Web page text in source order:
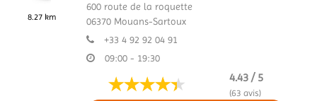
8.27 km
600 route de la roquette
06370 Mouans-Sartoux
+33 4 92 92 04 91
09:00 - 19:30
4.43 / 5
(63 avis)